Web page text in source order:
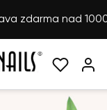
zdarma nad